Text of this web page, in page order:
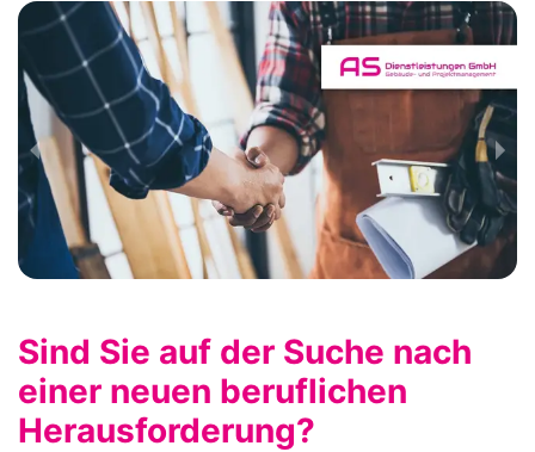
Sind Sie auf der Suche nach
einer neuen beruflichen
Herausforderung?